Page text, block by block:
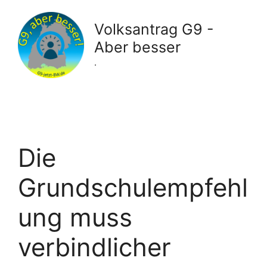
Inhalt
springen
Volksantrag G9 -
Aber besser
.
Die
Grundschulempfehl
ung muss
verbindlicher